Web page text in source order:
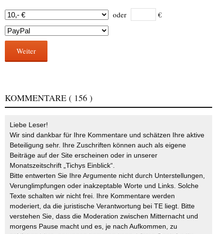
oder €
Weiter
KOMMENTARE ( 156 )
Liebe Leser!
Wir sind dankbar für Ihre Kommentare und schätzen Ihre aktive
Beteiligung sehr. Ihre Zuschriften können auch als eigene
Beiträge auf der Site erscheinen oder in unserer
Monatszeitschrift „Tichys Einblick“.
Bitte entwerten Sie Ihre Argumente nicht durch Unterstellungen,
Verunglimpfungen oder inakzeptable Worte und Links. Solche
Texte schalten wir nicht frei. Ihre Kommentare werden
moderiert, da die juristische Verantwortung bei TE liegt. Bitte
verstehen Sie, dass die Moderation zwischen Mitternacht und
morgens Pause macht und es, je nach Aufkommen, zu